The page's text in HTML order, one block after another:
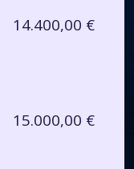
14.400,00 €
15.000,00 €